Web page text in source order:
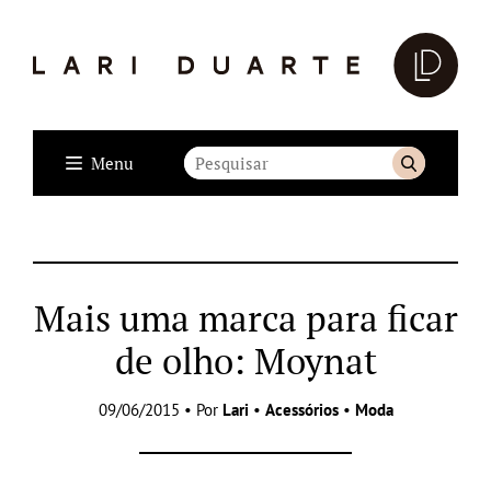
Menu
Mais uma marca para ficar
de olho: Moynat
09/06/2015 • Por Lari • Acessórios• Moda